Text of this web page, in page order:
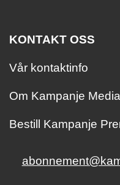
KONTAKT OSS
Vår kontaktinfo
Om Kampanje
Bestill Kampanje